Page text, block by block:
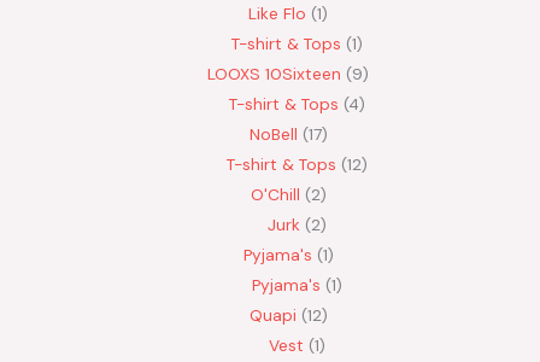
Like Flo 1
T-shirt & Tops 1
LOOXS 10Sixteen
9
T-shirt & Tops 4
NoBell 17
T-shirt & Tops 12
O'Chill 2
Jurk
2
Pyjama's 1
Pyjama's 1
Quapi 12
Vest 1